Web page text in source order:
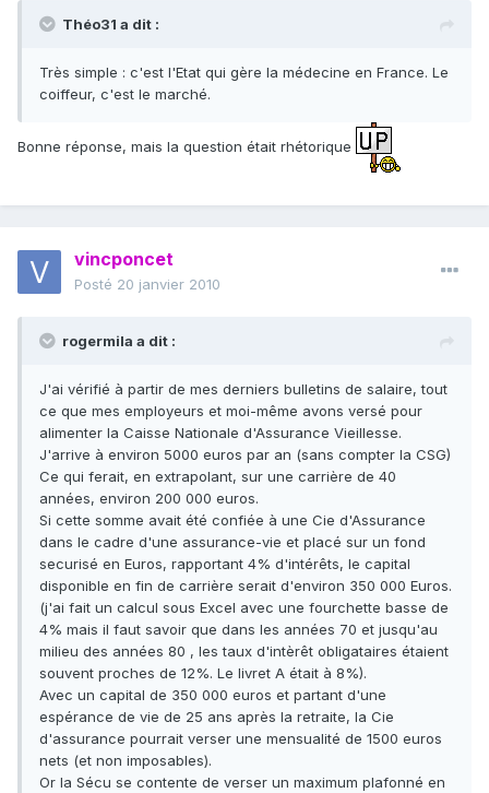
Théo31 a dit :
Très simple : c'est l'Etat qui gère la médecine en France. Le
coiffeur, c'est le marché.
Bonne réponse, mais la question était rhétorique
vincponcet
Posté 20 janvier 2010
rogermila a dit :
J'ai vérifié à partir de mes derniers bulletins de salaire, tout
ce que mes employeurs et moi-même avons versé pour
alimenter la Caisse Nationale d'Assurance Vieillesse.
J'arrive à environ 5000 euros par an (sans compter la CSG)
Ce qui ferait, en extrapolant, sur une carrière de 40
années, environ 200 000 euros.
Si cette somme avait été confiée à une Cie d'Assurance
dans le cadre d'une assurance-vie et placé sur un fond
securisé en Euros, rapportant 4% d'intérêts, le capital
disponible en fin de carrière serait d'environ 350 000 Euros.
(j'ai fait un calcul sous Excel avec une fourchette basse de
4% mais il faut savoir que dans les années 70 et jusqu'au
milieu des années 80 , les taux d'intèrêt obligataires étaient
souvent proches de 12%. Le livret A était à 8%).
Avec un capital de 350 000 euros et partant d'une
espérance de vie de 25 ans après la retraite, la Cie
d'assurance pourrait verser une mensualité de 1500 euros
nets (et non imposables).
Or la Sécu se contente de verser un maximum plafonné en